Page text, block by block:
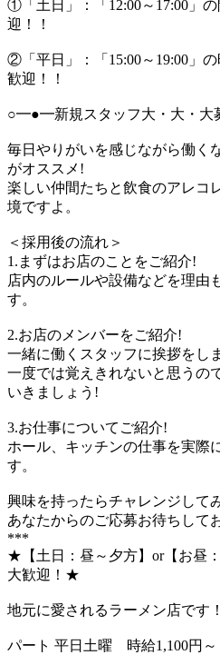
①「土日」：「12:00～17:00」
迎！！
②「平日」：「15:00～19:00」
歓迎！！
○━●━新規スタッフ大・大・
毎日やりがいを感じながら働く
がオススメ!
楽しい仲間たちと飲食のアレコ
境ですよ。
＜採用後の流れ＞
1.まずはお店のことをご紹介!
店内のルールや設備などを理由
す。
2.お店のメンバーをご紹介!
一緒に働くスタッフに挨拶をし
一度では覚えきれないと思うの
いきましょう!
3.お仕事についてご紹介!
ホール、キッチンの仕事を実際
す。
興味を持ったらチャレンジして
あなたからのご応募お待ちして
***
★【土日：昼～夕方】or【お昼
大歓迎！★
地元に愛されるラーメン店です！
パート 平日土曜 時給1,100円